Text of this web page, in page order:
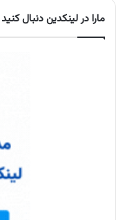
مارا در لینکدین دنبال کنید